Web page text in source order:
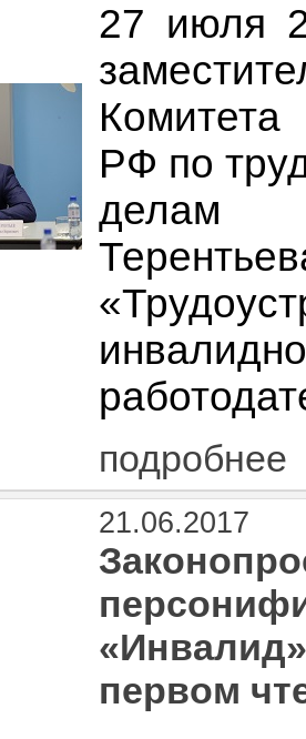
27 июля
РФ по
делам
подробнее
21.06.2017
первом